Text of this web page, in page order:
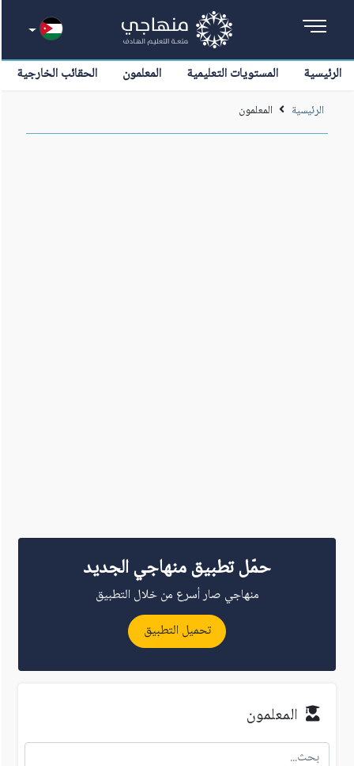
الرئيسية المستويات التعليمية المعلمون الحقائب الخارجية
الرئيسية المعلمون
حمّل تطبيق منهاجي الجديد
منهاجي صار أسرع من خلال التطبيق
تحميل التطبيق
المعلمون